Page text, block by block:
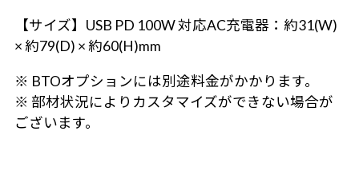
【サイズ】USB PD 100W 対応AC充電器：約31(W)
× 約79(D) × 約60(H)mm
※ BTOオプションには別途料金がかかります。
※ 部材状況によりカスタマイズができない場合が
ございます。